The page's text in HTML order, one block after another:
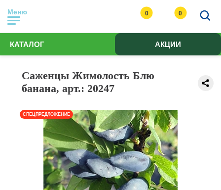
Меню 0 0
КАТАЛОГ АКЦИИ
Саженцы Жимолость Блю
банана, арт.: 20247
СПЕЦПРЕДЛОЖЕНИЕ